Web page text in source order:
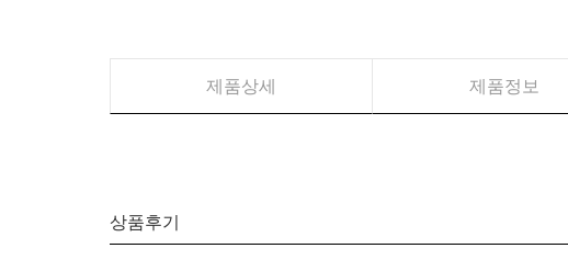
제품상세 제품정보
상품후기